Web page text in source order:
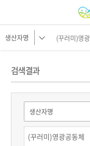
검색 결과